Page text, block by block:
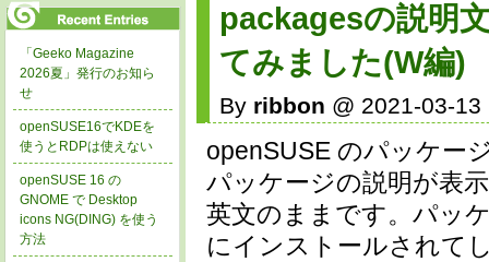
packagesの説明
てみました(W編)
By ribbon @ 2021-03-13
openSUSE のパッケー
パッケージの説明が表
英文のままです。パッ
にインストールされて
「Geeko Magazine
2026夏」発行のお知ら
せ
openSUSE16でKDEを
使うとRDPは使えない
openSUSE 16 の
GNOME で Desktop
icons NG(DING) を使う
方法